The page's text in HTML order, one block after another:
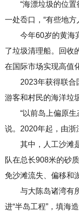
“海漂垃圾的位
一处岙口，“有些地
今年60岁的黄海
了垃圾清理船。回收
在国际市场实现高值
2023年获得联合
游客和村民的海洋垃
“以前岛上偏原
说。2020年起，由浙
其中，人工沙滩
队在总长908米的砂
免沙滩流失、偏移和
与大陈岛诸湾有
进“半岛工程”，填海